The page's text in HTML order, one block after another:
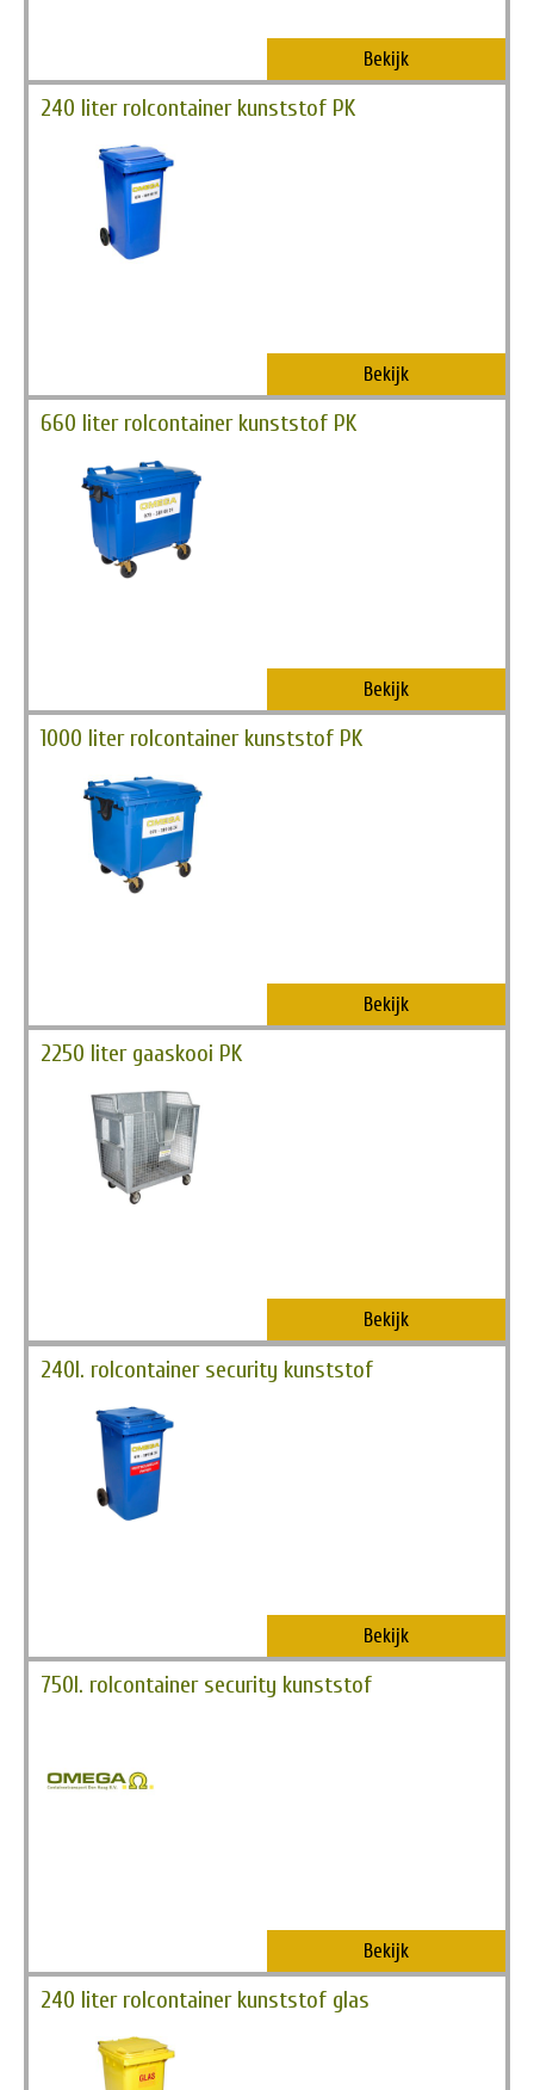
Bekijk
240 liter rolcontainer kunststof PK
Bekijk
660 liter rolcontainer kunststof PK
Bekijk
1000 liter rolcontainer kunststof PK
Bekijk
2250 liter gaaskooi PK
Bekijk
240l. rolcontainer security kunststof
Bekijk
750l. rolcontainer security kunststof
Bekijk
240 liter rolcontainer kunststof glas